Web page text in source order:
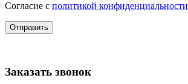
Согласие с политикой конфиденциальности
Заказать звонок